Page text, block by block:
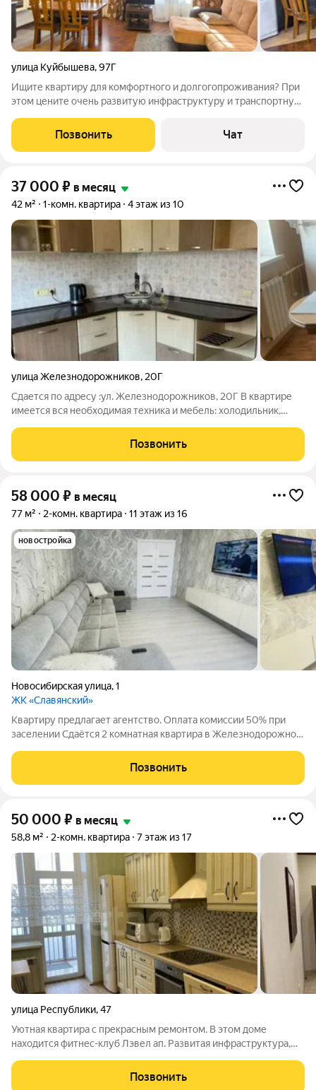
улица Куйбышева,97Г
Ищите квартиру для комфортного и долгогопроживания? При
этом цените очень развитую инфраструктуру и транспортную
города? Тогда Рад предложить вам 2-комнатную квартиру с
просторной и функциональной
Позвонить Чат
37 000 ₽ в месяц
42 м² 1-комн. квартира 4 этаж из 10
улица Железнодорожников, 20Г
Сдается по адресу :ул. Железнодорожников, 20Г В квартире
имеется вся необходимая техника и мебель: холодильник,
кондиционер. Развитая инфраструктура: в шаговой
доступности магазины, школы, детские
Позвонить
58 000 ₽ в месяц
77 м² 2-комн. квартира 11 этаж из 16
новостройка
Новосибирская улица,1
ЖК «Славянский»
Квартиру предлагает агентство. Оплата комиссии 50% при
заселении Сдаётся 2 комнатная квартира в Железнодорожном
необходимой мебелью и техникой. Площадь 77м2. На 11 этаже
в 16этажном доме.
Позвонить
50 000 ₽ в месяц
58,8 м² 2-комн. квартира 7 этаж из 17
улица Республики,47
Уютная квартира с прекрасным ремонтом. В этом доме
находится фитнес-клуб Лэвел ап. Развитая инфраструктура,
Полностью мебелированная и есть вся необходимая техника.
Вода и свет по счетчикам
Позвонить